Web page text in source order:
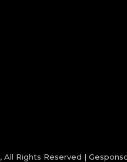
, All Rights Reserved |